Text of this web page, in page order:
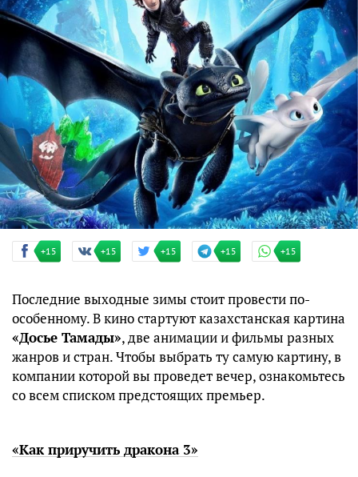
+15 +15 +15 +15 +15
Последние выходные зимы стоит провести по-
особенному. В кино стартуют казахстанская картина
«Досье Тамады», две анимации и фильмы разных
жанров и стран. Чтобы выбрать ту самую картину, в
компании которой вы проведет вечер, ознакомьтесь
со всем списком предстоящих премьер.
«Как приручить дракона 3»